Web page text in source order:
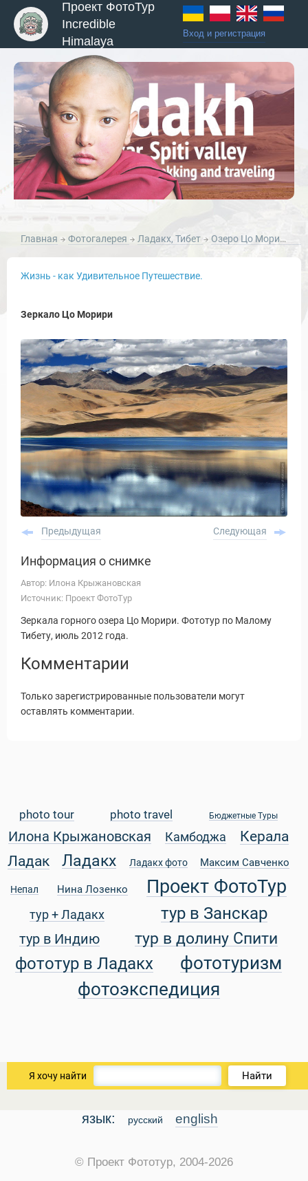
и Туры
Туры
Статьи
Проект ФотоТур
Incredible
Himalaya
Вход и регистрация
Главная Фотогалерея Ладакх, Тибет Озеро Цо Морири (Тсо Морири), Ладакх, Гималаи.
Жизнь - как Удивительное Путешествие.
Зеркало Цо Морири
Предыдущая Следующая
Информация о снимке
Автор: Илона Крыжановская
Источник: Проект ФотоТур
Зеркала горного озера Цо Морири. Фототур по Малому
Тибету, июль 2012 года.
Комментарии
Только зарегистрированные пользователи могут
оставлять комментарии.
photo tour photo travel Бюджетные Туры
Илона Крыжановская Камбоджа
Керала
Ладак
Ладакх Ладакх фото Максим Савченко
Непал Нина Лозенко Проект ФотоТур
тур + Ладакх тур в Занскар
тур в Индию тур в долину Спити
фототур в Ладакх
фототуризм
фотоэкспедиция
Я хочу найти Найти
язык: русский english
© Проект Фототур, 2004-2026